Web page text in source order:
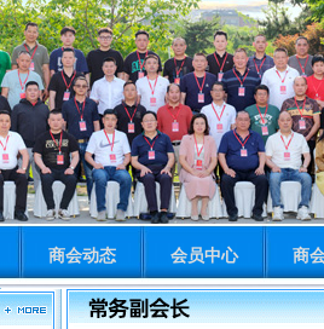
商会动态 会员中心 商